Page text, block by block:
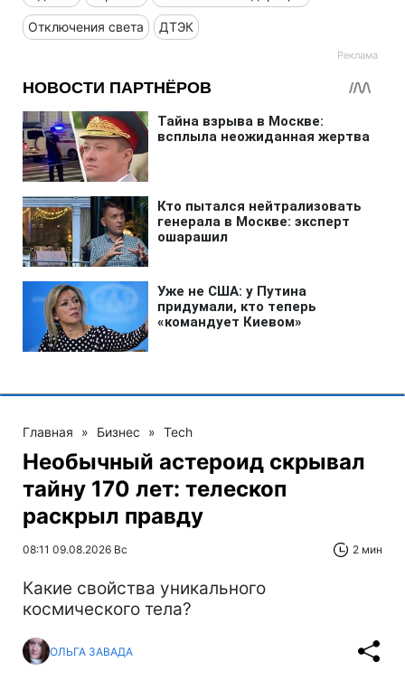
Отключения света ДТЭК
Главная » Бизнес » Tech
Необычный астероид скрывал
тайну 170 лет: телескоп
раскрыл правду
08:11 09.08.2026 Вс 2 мин
Какие свойства уникального
космического тела?
ОЛЬГА ЗАВАДА